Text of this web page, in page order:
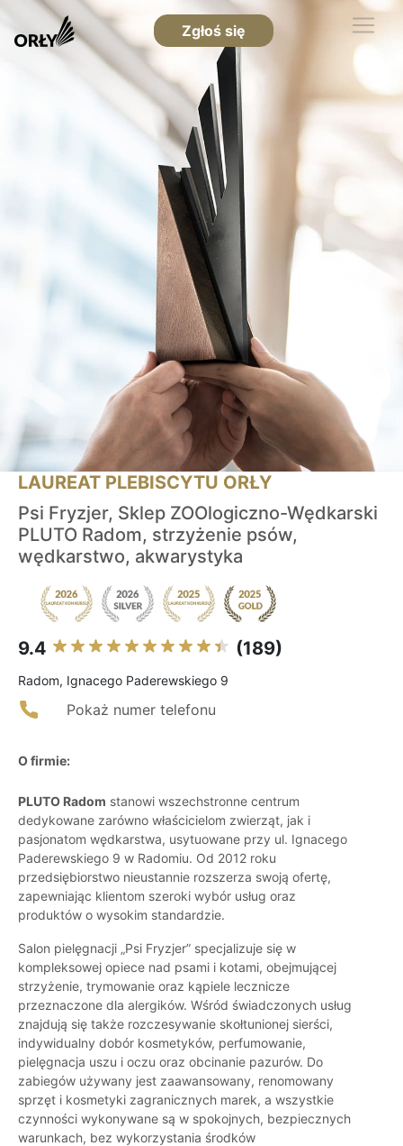
Zgłoś się
LAUREAT PLEBISCYTU ORŁY
Psi Fryzjer, Sklep ZOOlogiczno-Wędkarski
PLUTO Radom, strzyżenie psów,
wędkarstwo, akwarystyka
9.4 (189)
Radom, Ignacego Paderewskiego 9
Pokaż numer telefonu
O firmie:
PLUTO Radom stanowi wszechstronne centrum
dedykowane zarówno właścicielom zwierząt, jak i
pasjonatom wędkarstwa, usytuowane przy ul. Ignacego
Paderewskiego 9 w Radomiu. Od 2012 roku
przedsiębiorstwo nieustannie rozszerza swoją ofertę,
zapewniając klientom szeroki wybór usług oraz
produktów o wysokim standardzie.
Salon pielęgnacji „Psi Fryzjer” specjalizuje się w
kompleksowej opiece nad psami i kotami, obejmującej
strzyżenie, trymowanie oraz kąpiele lecznicze
przeznaczone dla alergików. Wśród świadczonych usług
znajdują się także rozczesywanie skołtunionej sierści,
indywidualny dobór kosmetyków, perfumowanie,
pielęgnacja uszu i oczu oraz obcinanie pazurów. Do
zabiegów używany jest zaawansowany, renomowany
sprzęt i kosmetyki zagranicznych marek, a wszystkie
czynności wykonywane są w spokojnych, bezpiecznych
warunkach, bez wykorzystania środków